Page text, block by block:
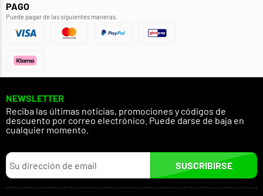
PAGO
Puede pagar de las siguientes maneras.
NEWSLETTER
Reciba las últimas noticias, promociones y códigos de
descuento por correo electrónico. Puede darse de baja en
cualquier momento.
SUSCRIBIRSE